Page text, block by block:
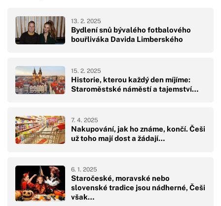
Bydlení snů bývalého fotbalového
bouřliváka Davida Limberského
13. 2. 2025
Historie, kterou každý den míjíme:
Staroměstské náměstí a tajemství…
15. 2. 2025
Nakupování, jak ho známe, končí. Češi
už toho mají dost a žádají…
7. 4. 2025
Staročeské, moravské nebo
slovenské tradice jsou nádherné, Češi
však…
6. 1. 2025